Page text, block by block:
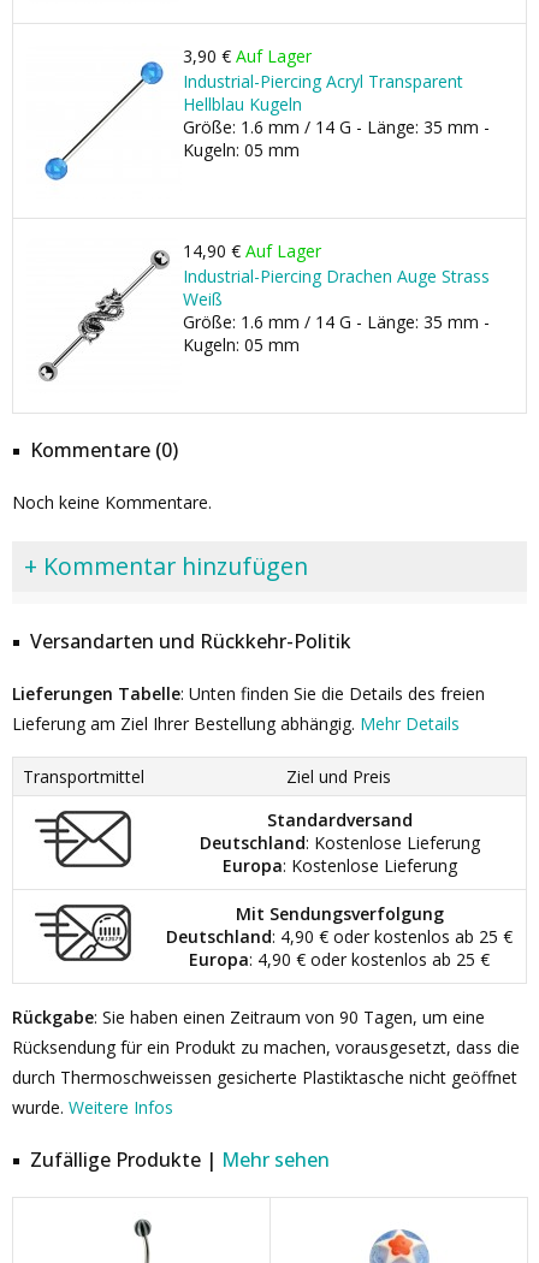
3,90 € Auf Lager
Industrial-Piercing Acryl Transparent
Hellblau Kugeln
Größe: 1.6 mm / 14 G - Länge: 35 mm -
Kugeln: 05 mm
14,90 € Auf Lager
Industrial-Piercing Drachen Auge Strass
Weiß
Größe: 1.6 mm / 14 G - Länge: 35 mm -
Kugeln: 05 mm
Kommentare (0)
Noch keine Kommentare.
+ Kommentar hinzufügen
Versandarten und Rückkehr-Politik
Lieferungen Tabelle: Unten finden Sie die Details des freien
Lieferung am Ziel Ihrer Bestellung abhängig. Mehr Details
Transportmittel
Ziel und Preis
Standardversand
Deutschland: Kostenlose Lieferung
Europa: Kostenlose Lieferung
Mit Sendungsverfolgung
Deutschland: 4,90 € oder kostenlos ab 25 €
Europa: 4,90 € oder kostenlos ab 25 €
Rückgabe: Sie haben einen Zeitraum von 90 Tagen, um eine
Rücksendung für ein Produkt zu machen, vorausgesetzt, dass die
durch Thermoschweissen gesicherte Plastiktasche nicht geöffnet
wurde. Weitere Infos
Zufällige Produkte | Mehr sehen